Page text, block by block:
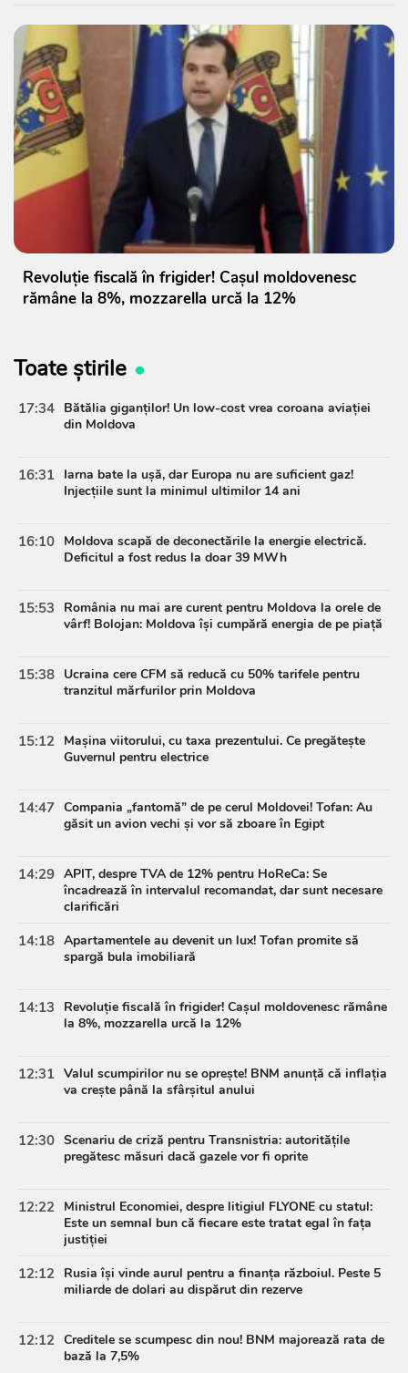
Revoluție fiscală în frigider! Cașul moldovenesc
rămâne la 8%, mozzarella urcă la 12%
Toate știrile
17:34 Bătălia giganților! Un low-cost vrea coroana aviației
din Moldova
16:31 Iarna bate la ușă, dar Europa nu are suficient gaz!
Injecțiile sunt la minimul ultimilor 14 ani
16:10 Moldova scapă de deconectările la energie electrică.
Deficitul a fost redus la doar 39 MWh
15:53
România nu mai are curent pentru Moldova la orele de
vârf! Bolojan: Moldova își cumpără energia de pe piață
15:38 Ucraina cere CFM să reducă cu 50% tarifele pentru
tranzitul mărfurilor prin Moldova
15:12 Mașina viitorului, cu taxa prezentului. Ce pregătește
Guvernul pentru electrice
14:47 Compania „fantomă” de pe cerul Moldovei! Tofan: Au
găsit un avion vechi și vor să zboare în Egipt
14:29 APIT, despre TVA de 12% pentru HoReCa: Se
încadrează în intervalul recomandat, dar sunt necesare
clarificări
14:18 Apartamentele au devenit un lux! Tofan promite să
spargă bula imobiliară
14:13
Revoluție fiscală în frigider! Cașul moldovenesc rămâne
la 8%, mozzarella urcă la 12%
12:31 Valul scumpirilor nu se oprește! BNM anunță că inflația
va crește până la sfârșitul anului
12:30 Scenariu de criză pentru Transnistria: autoritățile
pregătesc măsuri dacă gazele vor fi oprite
12:22 Ministrul Economiei, despre litigiul FLYONE cu statul:
Este un semnal bun că fiecare este tratat egal în fața
justiției
12:12 Rusia își vinde aurul pentru a finanța războiul. Peste 5
miliarde de dolari au dispărut din rezerve
12:12 Creditele se scumpesc din nou! BNM majorează rata de
bază la 7,5%